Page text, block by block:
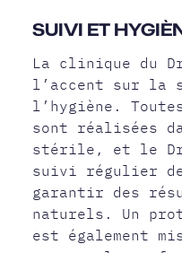
SUIVI ET
La clinique du
l’accent sur la
l’hygiène.
sont réalisées
stérile, et le Dr
suivi régulier
garantir des
naturels. Un
est également